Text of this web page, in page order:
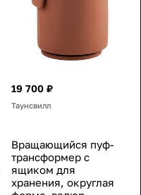
19 700 ₽
Таунсвилл
Вращающийся пуф-
трансформер с
ящиком для
хранения, округлая